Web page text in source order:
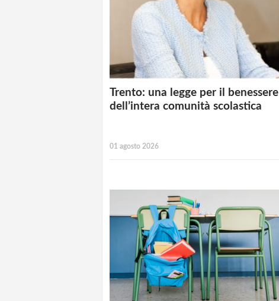
Trento: una legge per il benessere
dell’intera comunità scolastica
01 agosto 2026